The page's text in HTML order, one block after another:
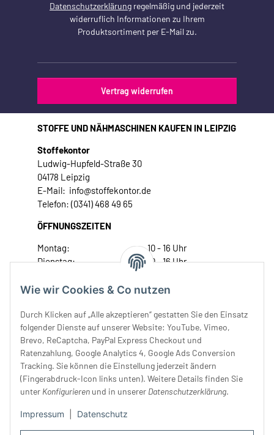
Wie wir Cookies & Co nutzen
Durch Klicken auf „Alle akzeptieren“ gestatten Sie den Einsatz
folgender Dienste auf unserer Website: YouTube, Vimeo,
Brevo, ReCaptcha, PayPal Express Checkout und
Ratenzahlung, Google Analytics 4, Google Ads Conversion
Tracking. Sie können die Einstellung jederzeit ändern
(Fingerabdruck-Icon links unten). Weitere Details finden Sie
unter Konfigurieren und in unserer Datenschutzerklärung.
Impressum Datenschutz
Datenschutzerklärung regelmäßig und jederzeit
widerruflich Informationen zu Ihrem
Produktsortiment per E-Mail zu.
Vertrag widerrufen
STOFFE UND NÄHMASCHINEN KAUFEN IN LEIPZIG
Stoffekontor
Ludwig-Hupfeld-Straße 30
04178 Leipzig
E-Mail: info@stoffekontor.de
Telefon: (0341) 468 49 65
ÖFFNUNGSZEITEN
Montag:
10 - 16 Uhr
Dienstag:
10 - 16 Uhr
Donnerstag:
10 - 18 Uhr
Samstag:
10 - 14 Uhr
Unser Service
Rechtliches